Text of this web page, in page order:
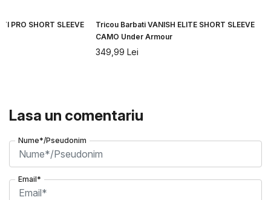
PRO SHORT SLEEVE
Tricou Barbati VANISH ELITE SHORT SLEEVE
CAMO Under Armour
349,99 Lei
Lasa un comentariu
Nume*/Pseudonim
Email*